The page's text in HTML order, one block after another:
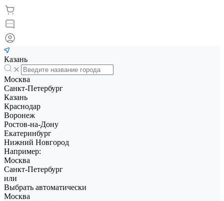
Казань
Москва
Санкт-Петербург
Казань
Краснодар
Воронеж
Ростов-на-Дону
Екатеринбург
Нижний Новгород
Например:
Москва
Санкт-Петербург
или
Выбрать автоматически
Москва